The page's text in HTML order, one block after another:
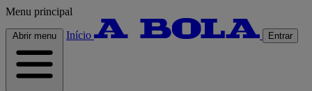
Menu principal
Abrir menu Início Entrar